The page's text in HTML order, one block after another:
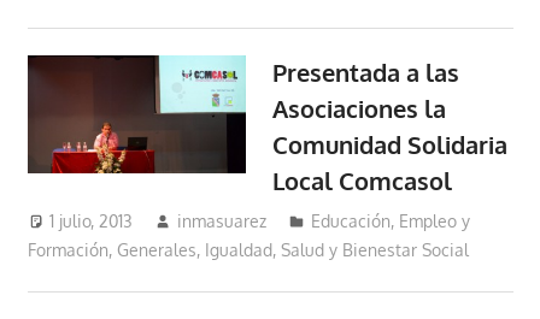
Presentada a las
Asociaciones la
Comunidad Solidaria
Local Comcasol
1 julio, 2013 inmasuarez
Educación, Empleo y
Formación, Generales, Igualdad, Salud y Bienestar Social